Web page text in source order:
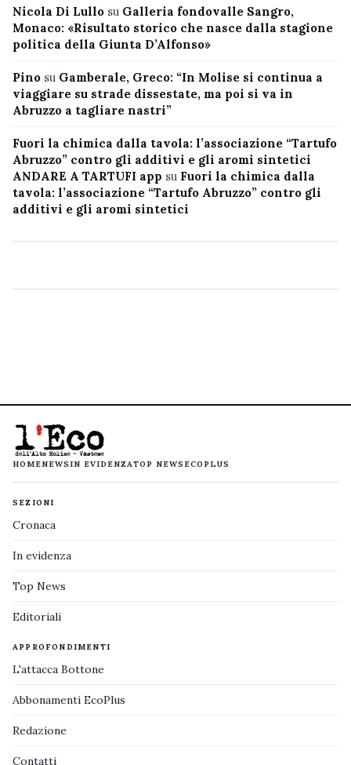
Nicola Di Lullo su Galleria fondovalle Sangro,
Monaco: «Risultato storico che nasce dalla stagione
politica della Giunta D’Alfonso»
Pino su Gamberale, Greco: “In Molise si continua a
viaggiare su strade dissestate, ma poi si va in
Abruzzo a tagliare nastri”
Fuori la chimica dalla tavola: l’associazione “Tartufo
Abruzzo” contro gli additivi e gli aromi sintetici
ANDARE A TARTUFI app su Fuori la chimica dalla
tavola: l’associazione “Tartufo Abruzzo” contro gli
additivi e gli aromi sintetici
HOMENEWS IN EVIDENZATOP NEWS ECOPLUS
SEZIONI
Cronaca
In evidenza
Top News
Editoriali
APPROFONDIMENTI
L'attacca Bottone
Abbonamenti EcoPlus
Redazione
Contatti